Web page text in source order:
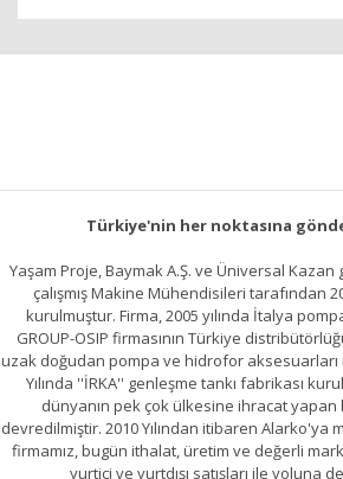
Türkiye'nin her noktasına
Yaşam Proje, Baymak A.Ş. ve Üniversal
çalışmış Makine Mühendisileri tarafından
kurulmuştur. Firma, 2005 yılında İtalya
GROUP-OSIP firmasının Türkiye
uzak doğudan pompa ve hidrofor aksesuarları
Yılında ''İRKA'' genleşme tankı fabrikası
dünyanın pek çok ülkesine ihracat
devredilmiştir. 2010 Yılından itibaren Alarko'ya
firmamız, bugün ithalat, üretim ve değerli
yurtiçi ve yurtdışı satışları ile yoluna